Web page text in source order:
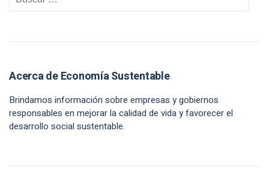
Acerca de Economía Sustentable
Brindamos información sobre empresas y gobiernos
responsables en mejorar la calidad de vida y favorecer el
desarrollo social sustentable.